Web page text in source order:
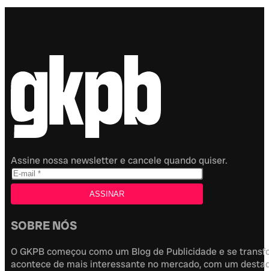
Assine nossa newsletter e cancele quando quiser.
SOBRE NÓS
O GKPB começou como um Blog de Publicidade e se
acontece de mais interessante no mercado, com um